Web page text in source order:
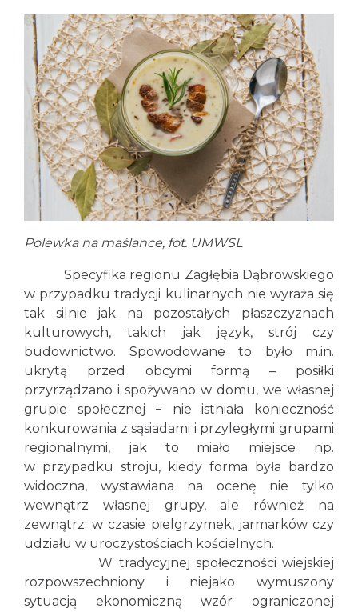
Polewka na maślance, fot. UMWSL
Specyfika regionu Zagłębia Dąbrowskiego
w przypadku tradycji kulinarnych nie wyraża się
tak silnie jak na pozostałych płaszczyznach
kulturowych, takich jak język, strój czy
budownictwo. Spowodowane to było m.in.
ukrytą przed obcymi formą – posiłki
przyrządzano i spożywano w domu, we własnej
grupie społecznej − nie istniała konieczność
konkurowania z sąsiadami i przyległymi grupami
regionalnymi, jak to miało miejsce np.
w przypadku stroju, kiedy forma była bardzo
widoczna, wystawiana na ocenę nie tylko
wewnątrz własnej grupy, ale również na
zewnątrz: w czasie pielgrzymek, jarmarków czy
udziału w uroczystościach kościelnych.
W tradycyjnej społeczności wiejskiej
rozpowszechniony i niejako wymuszony
sytuacją ekonomiczną wzór ograniczonej